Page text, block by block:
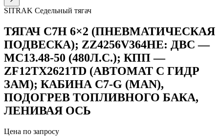
SITRAK Седельный тягач
ТЯГАЧ С7Н 6×2 (ПНЕВМАТИЧЕСКАЯ
ПОДВЕСКА); ZZ4256V364HE: ДВС —
MC13.48-50 (480Л.С.); КПП —
ZF12TX2621TD (АВТОМАТ С ГИДР
ЗАМ); КАБИНА C7-G (MAN),
ПОДОГРЕВ ТОПЛИВНОГО БАКА,
ЛЕНИВАЯ ОСЬ
Цена по запросу